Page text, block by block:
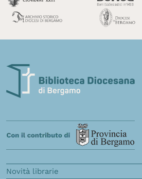
Novità librarie